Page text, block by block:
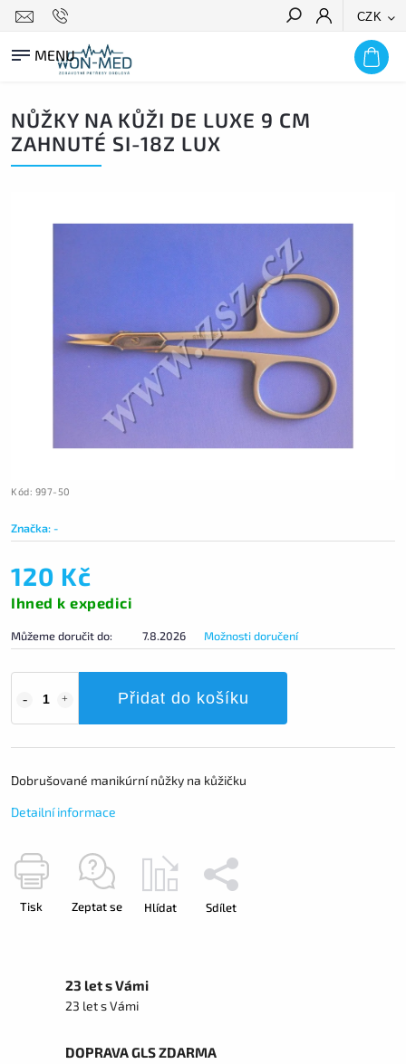
CZK
HLEDAT
NŮŽKY NA KŮŽI DE LUXE 9 CM
ZAHNUTÉ SI-18Z LUX
Kód: 997-50
Značka:-
120 Kč
Ihned k expedici
Můžeme doručit do: 7.8.2026 Možnosti doručení
Přidat do košíku
Dobrušované manikúrní nůžky na kůžičku
Detailní informace
Tisk Zeptat se Hlídat Sdílet
23 let s Vámi
23 let s Vámi
DOPRAVA GLS ZDARMA